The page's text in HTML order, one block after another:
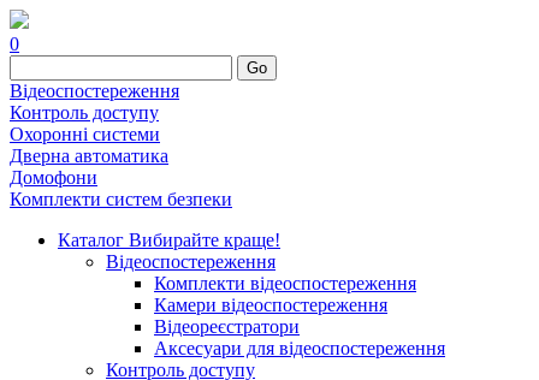
0
Go
Відеоспостереження
Контроль доступу
Охоронні системи
Дверна автоматика
Домофони
Комплекти систем безпеки
Каталог Вибирайте краще!
Відеоспостереження
Комплекти відеоспостереження
Камери відеоспостереження
Відеореєстратори
Аксесуари для відеоспостереження
Контроль доступу